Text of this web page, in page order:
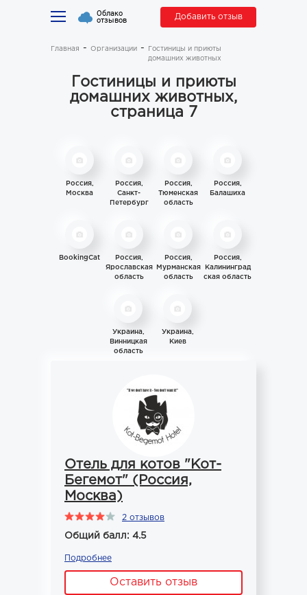
Облако
отзывов Добавить отзыв
Главная Организации
Гостиницы и приюты
домашних животных
Гостиницы и приюты
домашних животных,
страница 7
Россия,
Москва
Россия,
Санкт-
Петербург
Россия,
Тюменская
область
Россия,
Балашиха
BookingCat
Россия,
Ярославская
область
Россия,
Мурманская
область
Россия,
Калининград
ская область
Украина,
Винницкая
область
Украина,
Киев
Отель для котов "Кот-
Бегемот" (Россия,
Москва)
2 отзывов
Общий балл: 4.5
Подробнее
Оставить отзыв